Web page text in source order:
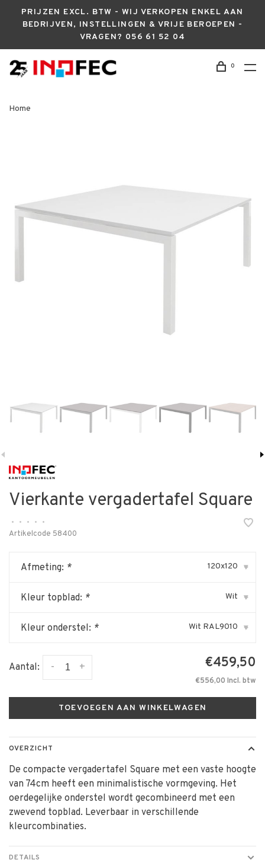
PRIJZEN EXCL. BTW - WIJ VERKOPEN ENKEL AAN
BEDRIJVEN, INSTELLINGEN & VRIJE BEROEPEN -
VRAGEN? 056 61 52 04
0
Home
Vierkante vergadertafel Square
• • • •
•
Artikelcode 58400
Afmeting: * 120x120 ▾
Kleur topblad: * Wit ▾
Kleur onderstel: * Wit RAL9010 ▾
Aantal: +
- €459,50
€556,00 Incl. btw
TOEVOEGEN AAN WINKELWAGEN
OVERZICHT
De compacte vergadertafel Square met een vaste hoogte
van 74cm heeft een minimalistische vormgeving. Het
oerdegelijke onderstel wordt gecombineerd met een
zwevend topblad. Leverbaar in verschillende
kleurcombinaties.
DETAILS